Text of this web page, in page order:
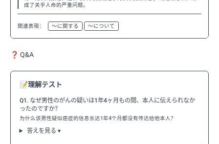
成了关乎人命的严重问题。
関連表現： 〜に関する 〜について
❓ Q&A
📝理解テスト
Q1. なぜ男性のがんの疑いは1年4ヶ月もの間、本人に伝えられなか
ったのですか？
为什么该男性疑似癌症的信息长达1年4个月都没有传达给他本人？
答えを見る ▾